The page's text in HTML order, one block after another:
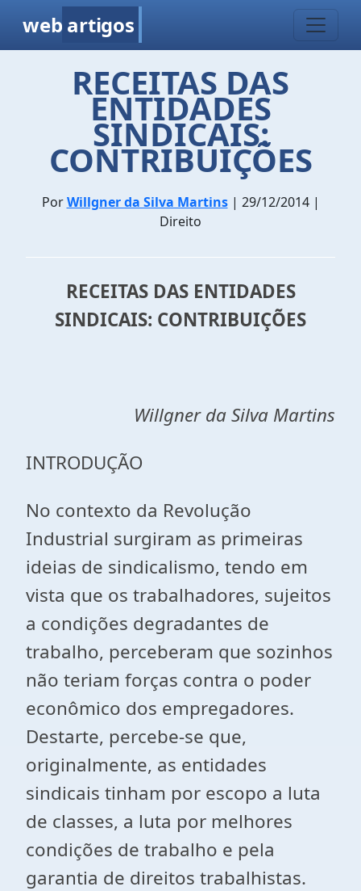
web artigos
RECEITAS DAS
ENTIDADES
SINDICAIS:
CONTRIBUIÇÕES
PorWillgner da Silva Martins| 29/12/2014 |
Direito
RECEITAS DAS ENTIDADES
SINDICAIS: CONTRIBUIÇÕES
Willgner da Silva Martins
INTRODUÇÃO
No contexto da Revolução
Industrial surgiram as primeiras
ideias de sindicalismo, tendo em
vista que os trabalhadores, sujeitos
a condições degradantes de
trabalho, perceberam que sozinhos
não teriam forças contra o poder
econômico dos empregadores.
Destarte, percebe-se que,
originalmente, as entidades
sindicais tinham por escopo a luta
de classes, a luta por melhores
condições de trabalho e pela
garantia de direitos trabalhistas.